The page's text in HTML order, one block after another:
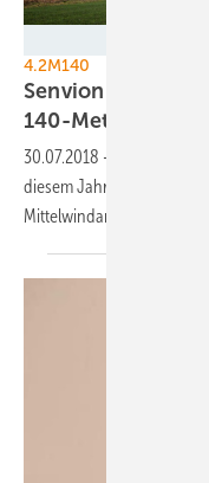
4.2M140
Senvion installiert
140-Meter-Rotor
30.07.2018 -
diesem Jahr mit der
Mittelwindanlage 4.2M140